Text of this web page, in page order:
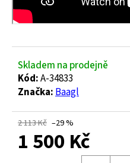
Skladem na prodejně
Kód:A-34833
Značka:Baagl
2 113 Kč –29 %
1 500 Kč
č
u
e
m
FRODDO
KOMPROMIS
KE
FLASH